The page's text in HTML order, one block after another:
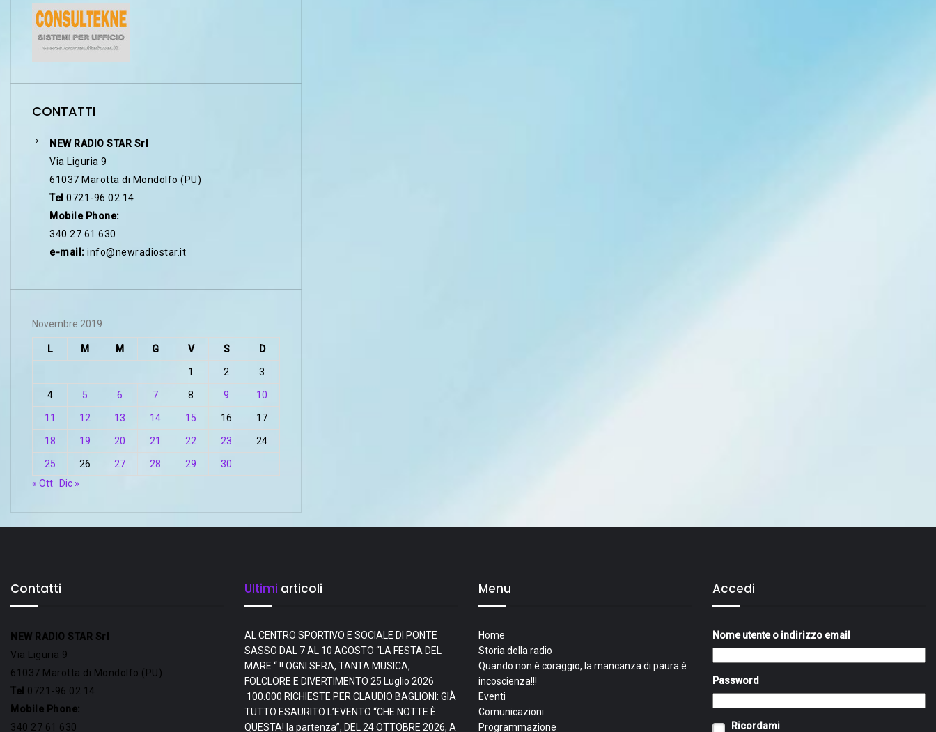
CONTATTI
NEW RADIO STAR Srl
Via Liguria 9
61037 Marotta di Mondolfo (PU)
Tel 0721-96 02 14
Mobile Phone:
340 27 61 630
e-mail: info@newradiostar.it
Novembre 2019
L M M G V S D
1 2 3
4 5 6 7 8 9 10
11 12 13 14 15 16 17
18 19 20 21 22 23 24
25 26 27 28 29
30
« Ott
Dic »
Contatti
NEW RADIO STAR Srl
Via Liguria 9
61037 Marotta di Mondolfo (PU)
Tel 0721-96 02 14
Mobile Phone:
340 27 61 630
Ultimi articoli
AL CENTRO SPORTIVO E SOCIALE DI PONTE
SASSO DAL 7 AL 10 AGOSTO “LA FESTA DEL
MARE “ !! OGNI SERA, TANTA MUSICA,
FOLCLORE E DIVERTIMENTO 25 Luglio 2026
100.000 RICHIESTE PER CLAUDIO BAGLIONI: GIÀ
TUTTO ESAURITO L’EVENTO “CHE NOTTE È
QUESTA! la partenza”, DEL 24 OTTOBRE 2026, A
Menu
Home
Storia della radio
Quando non è coraggio, la mancanza di paura è
incoscienza!!!
Eventi
Comunicazioni
Programmazione
Accedi
Nome utente o indirizzo email
Password
Ricordami